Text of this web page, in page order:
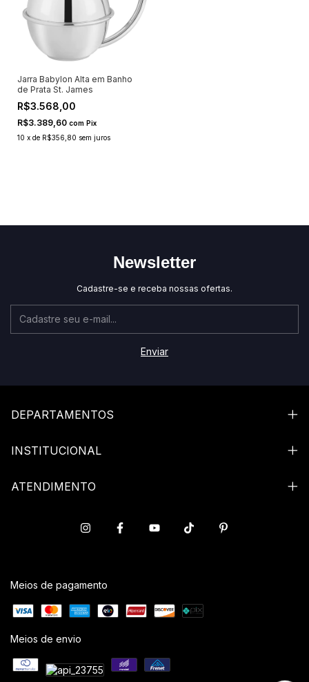
Jarra Babylon Alta em Banho
de Prata St. James
R$3.568,00
R$3.389,60 com Pix
10 x de R$356,80 sem juros
Newsletter
Cadastre-se e receba nossas ofertas.
DEPARTAMENTOS
INSTITUCIONAL
ATENDIMENTO
Meios de pagamento
Meios de envio